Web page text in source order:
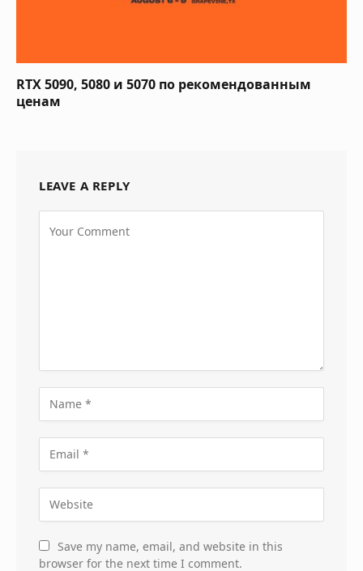
RTX 5090, 5080 и 5070 по рекомендованным
ценам
LEAVE A REPLY
Save my name, email, and website in this
browser for the next time I comment.